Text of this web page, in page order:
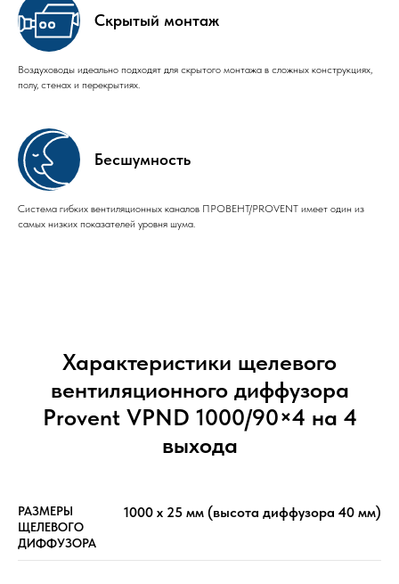
Скрытый монтаж
Воздуховоды идеально подходят для скрытого монтажа в сложных конструкциях,
полу, стенах и перекрытиях.
Бесшумность
Система гибких вентиляционных каналов ПРОВЕНТ/PROVENT имеет один из
самых низких показателей уровня шума.
Характеристики щелевого
вентиляционного диффузора
Provent VPND 1000/90×4 на 4
выхода
РАЗМЕРЫ
ЩЕЛЕВОГО
ДИФФУЗОРА
1000 x 25 мм (высота диффузора 40 мм)